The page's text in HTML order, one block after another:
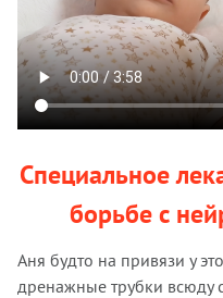
Специальное
борьбе с
Аня будто на привязи у
дренажные трубки всюду